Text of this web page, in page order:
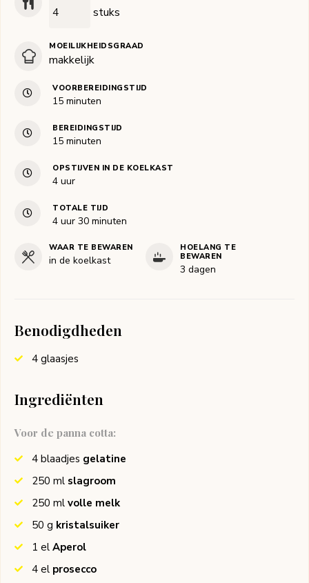
stuks
MOEILIJKHEIDSGRAAD
makkelijk
VOORBEREIDINGSTIJD
15minuten
minuten
BEREIDINGSTIJD
15minuten
minuten
OPSTIJVEN IN DE KOELKAST
4uur
uur
TOTALE TIJD
4uur
uur 30minuten
minuten
WAAR TE BEWAREN
in de koelkast
HOELANG TE
BEWAREN
3 dagen
Benodigdheden
4 glaasjes
Ingrediënten
Voor de panna cotta:
4 blaadjes gelatine
250 ml slagroom
250 ml volle melk
50 g kristalsuiker
1 el Aperol
4 el prosecco